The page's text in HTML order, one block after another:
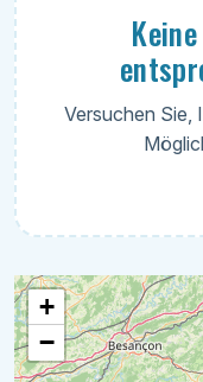
Versuchen Sie,
+
−